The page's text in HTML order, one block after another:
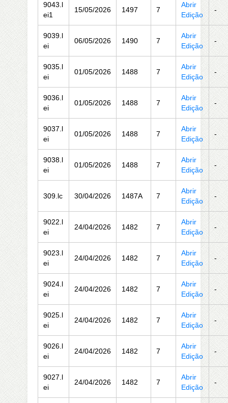
9043.l
ei1
15/05/2026 1497 7
Abrir
Edição
-
9039.l
ei
06/05/2026 1490 7
Abrir
Edição
-
9035.l
ei
01/05/2026 1488 7
Abrir
Edição
-
9036.l
ei
01/05/2026 1488 7
Abrir
Edição
-
9037.l
ei
01/05/2026 1488 7
Abrir
Edição
-
9038.l
ei
01/05/2026 1488 7
Abrir
Edição
-
309.lc 30/04/2026 1487A 7
Abrir
Edição
-
9022.l
ei
24/04/2026 1482 7
Abrir
Edição
-
9023.l
ei
24/04/2026 1482 7
Abrir
Edição
-
9024.l
ei
24/04/2026 1482 7
Abrir
Edição
-
9025.l
ei
24/04/2026 1482 7
Abrir
Edição
-
9026.l
ei
24/04/2026 1482 7
Abrir
Edição
-
9027.l
ei
24/04/2026 1482 7
Abrir
Edição
-